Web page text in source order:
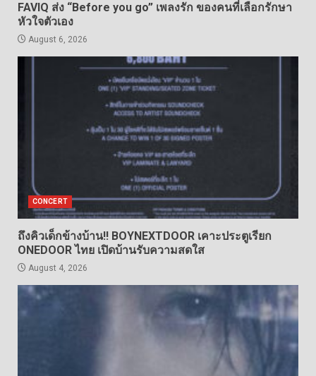
FAVIQ ส่ง “Before you go” เพลงรัก ของคนที่เลือกรักษา
หัวใจตัวเอง
August 6, 2026
CONCERT
ถึงคิวเด็กข้างบ้าน!! BOYNEXTDOOR เคาะประตูเรียก
ONEDOOR ไทย เปิดบ้านรับความสดใส
August 4, 2026